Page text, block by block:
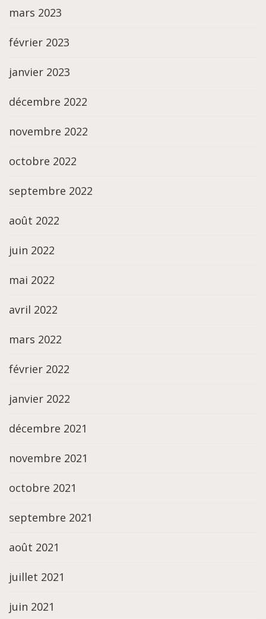
mars 2023
février 2023
janvier 2023
décembre 2022
novembre 2022
octobre 2022
septembre 2022
août 2022
juin 2022
mai 2022
avril 2022
mars 2022
février 2022
janvier 2022
décembre 2021
novembre 2021
octobre 2021
septembre 2021
août 2021
juillet 2021
juin 2021